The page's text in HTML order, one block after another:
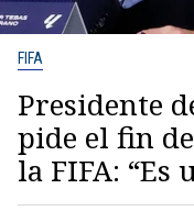
FIFA
Presidente
pide el fin
la FIFA: “Es